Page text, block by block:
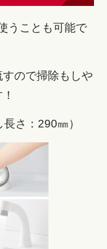
うことも可能で
すので掃除もしや
さ：290㎜）